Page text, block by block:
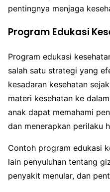
pentingnya menjaga
Program Edukasi
Program edukasi
salah satu strategi yang
kesadaran kesehatan
materi kesehatan ke
anak dapat memahami
dan menerapkan perilaku
Contoh program edukasi
lain penyuluhan tentang
penyakit menular, dan